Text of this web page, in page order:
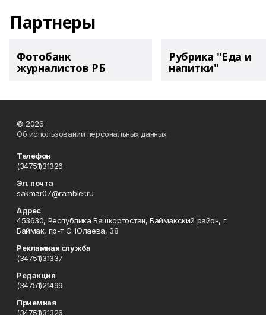
Партнеры
Фотобанк
журналистов РБ
Рубрика "Еда и
напитки"
© 2026
Об использовании персональных данных
Телефон
(34751)31326
Эл. почта
sakmar07@rambler.ru
Адрес
453630, Республика Башкортостан, Баймакский район, г.
Баймак, пр-т С. Юлаева, 38
Рекламная служба
(34751)31337
Редакция
(34751)21499
Приемная
(34751)31326